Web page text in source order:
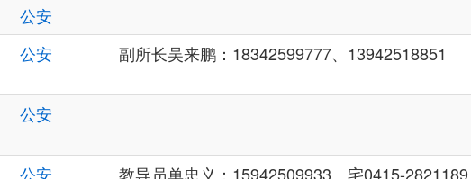
公安
公安 副所长吴来鹏：18342599777、13942518851
公安
公安 教导员单忠义：15942509933、宅0415-2821189